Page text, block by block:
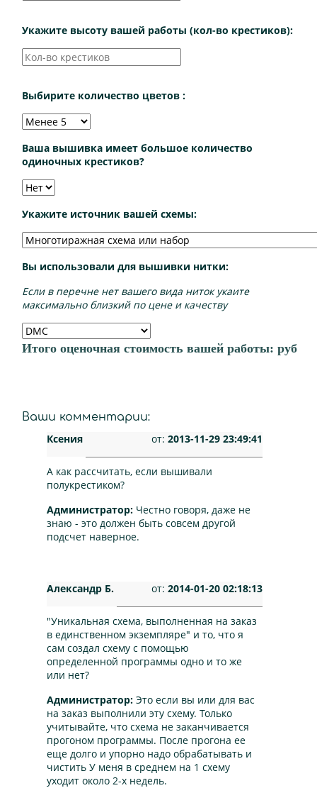
Укажите высоту вашей работы (кол-во крестиков):
Выбирите количество цветов :
Ваша вышивка имеет большое количество
одиночных крестиков?
Укажите источник вашей схемы:
Вы использовали для вышивки нитки:
Если в перечне нет вашего вида ниток укаите
максимально близкий по цене и качеству
Итого оценочная стоимость вашей работы: руб
Ваши комментарии:
Ксения от: 2013-11-29 23:49:41
А как рассчитать, если вышивали
полукрестиком?
Администратор: Честно говоря, даже не
знаю - это должен быть совсем другой
подсчет наверное.
Александр Б. от: 2014-01-20 02:18:13
"Уникальная схема, выполненная на заказ
в единственном экземпляре" и то, что я
сам создал схему с помощью
определенной программы одно и то же
или нет?
Администратор: Это если вы или для вас
на заказ выполнили эту схему. Только
учитывайте, что схема не заканчивается
прогоном программы. После прогона ее
еще долго и упорно надо обрабатывать и
чистить У меня в среднем на 1 схему
уходит около 2-х недель.